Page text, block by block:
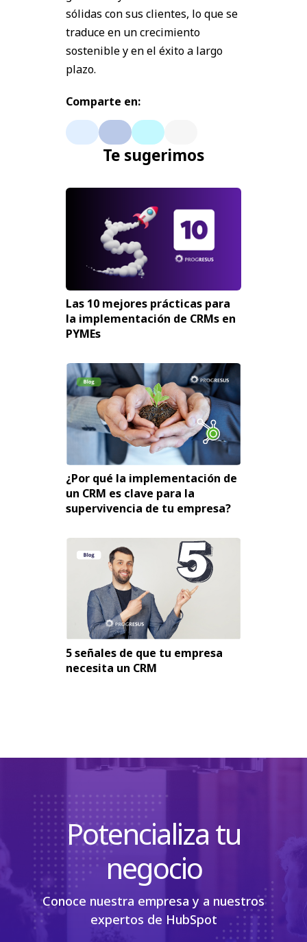
sólidas con sus clientes, lo que se
traduce en un crecimiento
sostenible y en el éxito a largo
plazo.
Comparte en:
Te sugerimos
Las 10 mejores prácticas para
la implementación de CRMs en
PYMEs
¿Por qué la implementación de
un CRM es clave para la
supervivencia de tu empresa?
5 señales de que tu empresa
necesita un CRM
Potencializa tu
negocio
Conoce nuestra empresa y a nuestros
expertos de HubSpot